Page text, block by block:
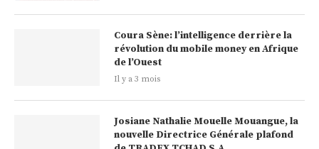
Coura Sène: l’intelligence derrière la
révolution du mobile money en Afrique
de l’Ouest
Il y a 3 mois
Josiane Nathalie Mouelle Mouangue, la
nouvelle Directrice Générale plafond